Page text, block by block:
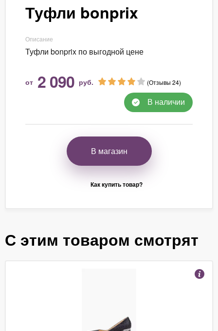
Туфли bonprix
Описание
Туфли bonprix по выгодной цене
от 2 090 руб. (Отзывы 24)
В наличии
В магазин
Как купить товар?
С этим товаром смотрят